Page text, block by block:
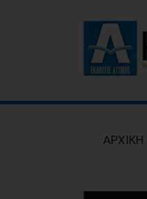
ΕΙΔΗΣΕΙΣ
AΡΧΙΚΗ